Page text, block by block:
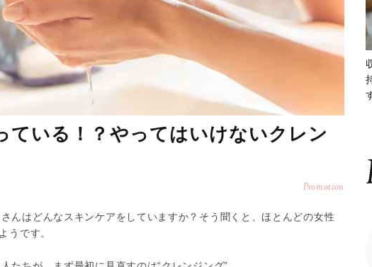
ている！？やってはいけないクレン
Promotion
んはどんなスキンケアをしていますか？そう聞くと、ほとんどの女性
うです。